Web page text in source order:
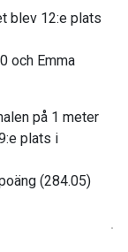
blev 12:e plats
och Emma
på 1 meter
plats i
(284.05)